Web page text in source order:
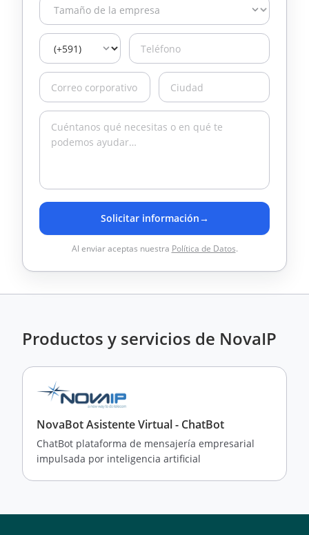
Solicitar información→
Al enviar aceptas nuestra Política de Datos.
Productos y servicios de NovaIP
NovaBot Asistente Virtual - ChatBot
ChatBot plataforma de mensajería empresarial
impulsada por inteligencia artificial